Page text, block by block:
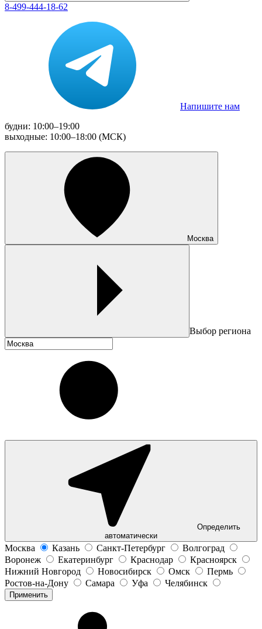
8-499-444-18-62
Напишите нам
будни: 10:00–19:00
выходные: 10:00–18:00 (МСК)
Москва
Выбор региона
Определить
автоматически
Москва Казань Санкт-Петербург
Волгоград
Воронеж
Екатеринбург Краснодар
Красноярск
Нижний Новгород
Новосибирск Омск
Пермь
Ростов-на-Дону
Самара Уфа Челябинск
Применить